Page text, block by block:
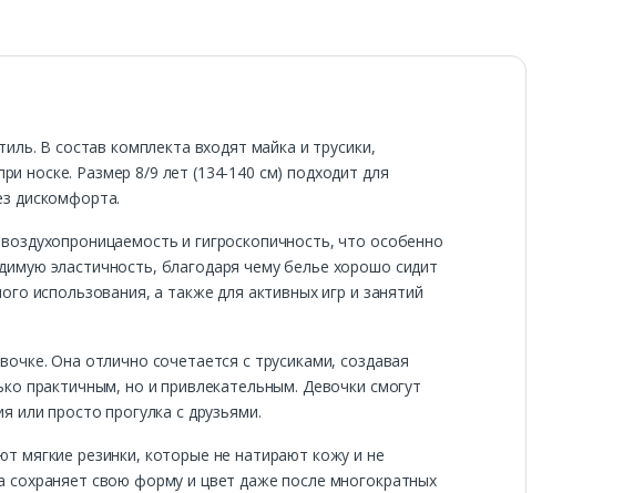
В состав комплекта входят майка и трусики,
носке. Размер 8/9 лет (134-140 см) подходит для
дискомфорта.
и гигроскопичность, что особенно
эластичность, благодаря чему белье хорошо сидит
использования, а также для активных игр и занятий
Она отлично сочетается с трусиками, создавая
практичным, но и привлекательным. Девочки смогут
просто прогулка с друзьями.
мягкие резинки, которые не натирают кожу и не
свою форму и цвет даже после многократных